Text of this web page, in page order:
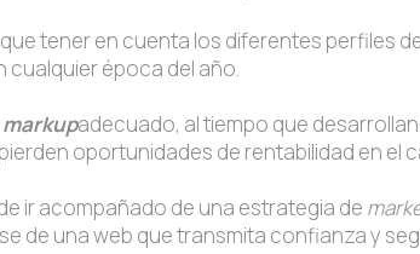
tener en cuenta los diferentes perfiles
época del año.
markupadecuado, al tiempo que
oportunidades de rentabilidad en el
ir acompañado de una estrategia de
de una web que transmita confianza y